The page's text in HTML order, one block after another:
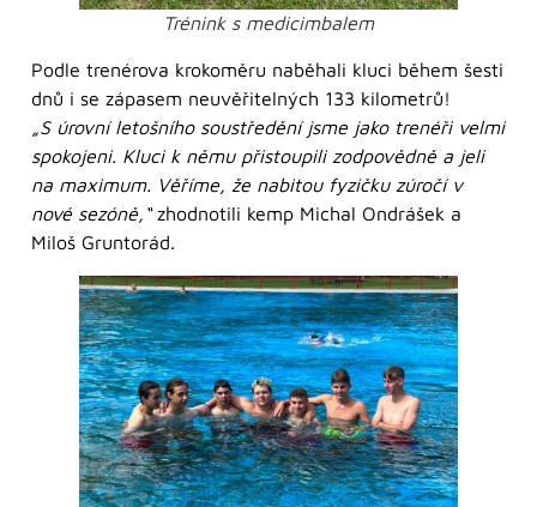
Trénink s medicimbalem
Podle trenérova krokoměru naběhali kluci během šesti
dnů i se zápasem neuvěřitelných 133 kilometrů!
„S úrovní letošního soustředění jsme jako trenéři velmi
spokojeni. Kluci k němu přistoupili zodpovědně a jeli
na maximum. Věříme, že nabitou fyzičku zúročí v
nové sezóně,“zhodnotili kemp Michal Ondrášek a
Miloš Gruntorád.